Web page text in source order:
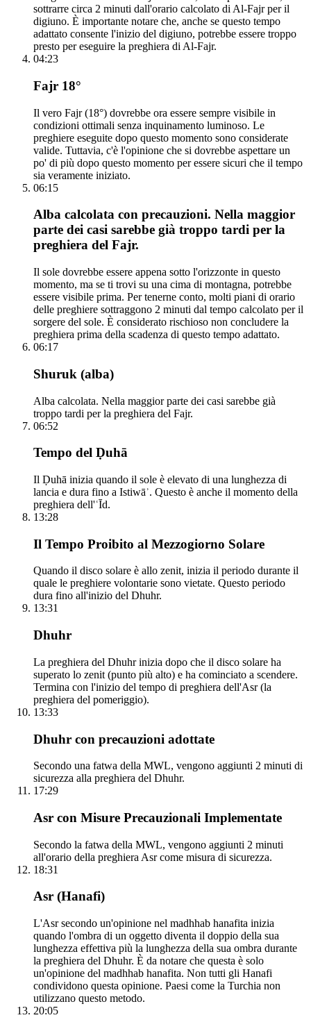
sottrarre circa 2 minuti dall'orario calcolato di Al-Fajr per il
digiuno. È importante notare che, anche se questo tempo
adattato consente l'inizio del digiuno, potrebbe essere troppo
presto per eseguire la preghiera di Al-Fajr.
04:23
Fajr 18°
Il vero Fajr (18°) dovrebbe ora essere sempre visibile in
condizioni ottimali senza inquinamento luminoso. Le
preghiere eseguite dopo questo momento sono considerate
valide. Tuttavia, c'è l'opinione che si dovrebbe aspettare un
po' di più dopo questo momento per essere sicuri che il tempo
sia veramente iniziato.
06:15
Alba calcolata con precauzioni. Nella maggior
parte dei casi sarebbe già troppo tardi per la
preghiera del Fajr.
Il sole dovrebbe essere appena sotto l'orizzonte in questo
momento, ma se ti trovi su una cima di montagna, potrebbe
essere visibile prima. Per tenerne conto, molti piani di orario
delle preghiere sottraggono 2 minuti dal tempo calcolato per il
sorgere del sole. È considerato rischioso non concludere la
preghiera prima della scadenza di questo tempo adattato.
06:17
Shuruk (alba)
Alba calcolata. Nella maggior parte dei casi sarebbe già
troppo tardi per la preghiera del Fajr.
06:52
Tempo del Ḍuhā
Il Ḍuhā inizia quando il sole è elevato di una lunghezza di
lancia e dura fino a Istiwāʾ. Questo è anche il momento della
preghiera dell'ʿĪd.
13:28
Il Tempo Proibito al Mezzogiorno Solare
Quando il disco solare è allo zenit, inizia il periodo durante il
quale le preghiere volontarie sono vietate. Questo periodo
dura fino all'inizio del Dhuhr.
13:31
Dhuhr
La preghiera del Dhuhr inizia dopo che il disco solare ha
superato lo zenit (punto più alto) e ha cominciato a scendere.
Termina con l'inizio del tempo di preghiera dell'Asr (la
preghiera del pomeriggio).
13:33
Dhuhr con precauzioni adottate
Secondo una fatwa della MWL, vengono aggiunti 2 minuti di
sicurezza alla preghiera del Dhuhr.
17:29
Asr con Misure Precauzionali Implementate
Secondo la fatwa della MWL, vengono aggiunti 2 minuti
all'orario della preghiera Asr come misura di sicurezza.
18:31
Asr (Hanafi)
L'Asr secondo un'opinione nel madhhab hanafita inizia
quando l'ombra di un oggetto diventa il doppio della sua
lunghezza effettiva più la lunghezza della sua ombra durante
la preghiera del Dhuhr. È da notare che questa è solo
un'opinione del madhhab hanafita. Non tutti gli Hanafi
condividono questa opinione. Paesi come la Turchia non
utilizzano questo metodo.
20:05